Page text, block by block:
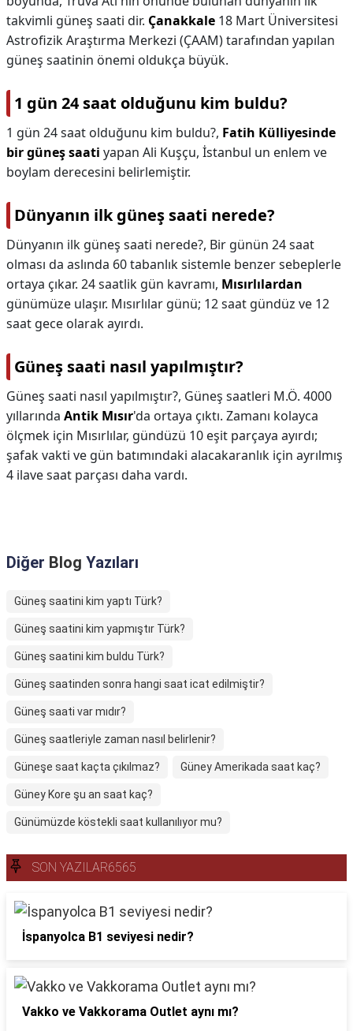
takvimli güneş saati dir. Çanakkale 18 Mart Üniversitesi
Astrofizik Araştırma Merkezi (ÇAAM) tarafından yapılan
güneş saatinin önemi oldukça büyük.
1 gün 24 saat olduğunu kim buldu?
1 gün 24 saat olduğunu kim buldu?, Fatih Külliyesinde
bir güneş saati yapan Ali Kuşçu, İstanbul un enlem ve
boylam derecesini belirlemiştir.
Dünyanın ilk güneş saati nerede?
Dünyanın ilk güneş saati nerede?, Bir günün 24 saat
olması da aslında 60 tabanlık sistemle benzer sebeplerle
ortaya çıkar. 24 saatlik gün kavramı, Mısırlılardan
günümüze ulaşır. Mısırlılar günü; 12 saat gündüz ve 12
saat gece olarak ayırdı.
Güneş saati nasıl yapılmıştır?
Güneş saati nasıl yapılmıştır?, Güneş saatleri M.Ö. 4000
yıllarında Antik Mısır'da ortaya çıktı. Zamanı kolayca
ölçmek için Mısırlılar, gündüzü 10 eşit parçaya ayırdı;
şafak vakti ve gün batımındaki alacakaranlık için ayrılmış
4 ilave saat parçası daha vardı.
Diğer Blog Yazıları
Güneş saatini kim yaptı Türk?
Güneş saatini kim yapmıştır Türk?
Güneş saatini kim buldu Türk?
Güneş saatinden sonra hangi saat icat edilmiştir?
Güneş saati var mıdır?
Güneş saatleriyle zaman nasıl belirlenir?
Güneşe saat kaçta çıkılmaz? Güney Amerikada saat kaç?
Güney Kore şu an saat kaç?
Günümüzde köstekli saat kullanılıyor mu?
SON YAZILAR6565
İspanyolca B1 seviyesi nedir?
Vakko ve Vakkorama Outlet aynı mı?